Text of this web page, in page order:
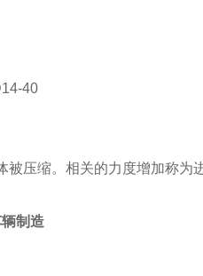
40
压缩。相关的力度增加称为
制造